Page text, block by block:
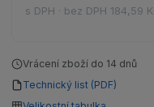
s DPH · bez DPH 184,59
Vrácení zboží do 14 dnů
Technický list (PDF)